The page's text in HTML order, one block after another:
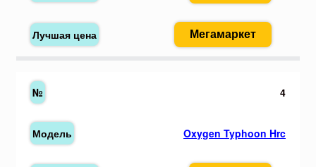
Мегамаркет
4
Oxygen Typhoon Hrc